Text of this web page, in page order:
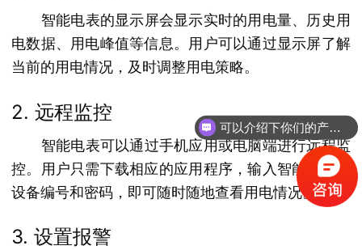
智能电表的显示屏会显示实时的用电量、历史用
电数据、用电峰值等信息。用户可以通过显示屏了解
当前的用电情况，及时调整用电策略。
2. 远程监控
智能电表可以通过手机应用或电脑端进行远程监
控。用户只需下载相应的应用程序，输入智能电表的
设备编号和密码，即可随时随地查看用电情况。
3. 设置报警
可以介绍下你们的产品么？